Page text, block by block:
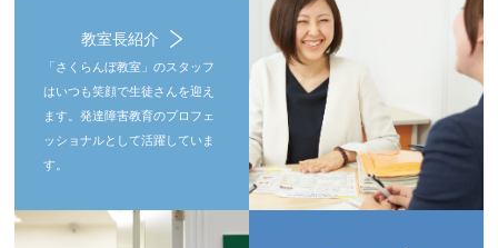
教室長紹介
「さくらんぼ教室」のスタッフ
はいつも笑顔で生徒さんを迎え
ます。発達障害教育のプロフェ
ッショナルとして活躍していま
す。